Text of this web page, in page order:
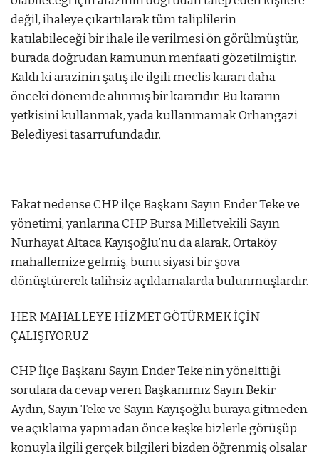
değil, ihaleye çıkartılarak tüm taliplilerin
katılabileceği bir ihale ile verilmesi ön görülmüştür,
burada doğrudan kamunun menfaati gözetilmiştir.
Kaldı ki arazinin şatış ile ilgili meclis kararı daha
önceki dönemde alınmış bir kararıdır. Bu kararın
yetkisini kullanmak, yada kullanmamak Orhangazi
Belediyesi tasarrufundadır.
Fakat nedense CHP ilçe Başkanı Sayın Ender Teke ve
yönetimi, yanlarına CHP Bursa Milletvekili Sayın
Nurhayat Altaca Kayışoğlu’nu da alarak, Ortaköy
mahallemize gelmiş, bunu siyasi bir şova
dönüştürerek talihsiz açıklamalarda bulunmuşlardır.
HER MAHALLEYE HİZMET GÖTÜRMEK İÇİN
ÇALIŞIYORUZ
CHP İlçe Başkanı Sayın Ender Teke’nin yönelttiği
sorulara da cevap veren Başkanımız Sayın Bekir
Aydın, Sayın Teke ve Sayın Kayışoğlu buraya gitmeden
ve açıklama yapmadan önce keşke bizlerle görüşüp
konuyla ilgili gerçek bilgileri bizden öğrenmiş olsalar